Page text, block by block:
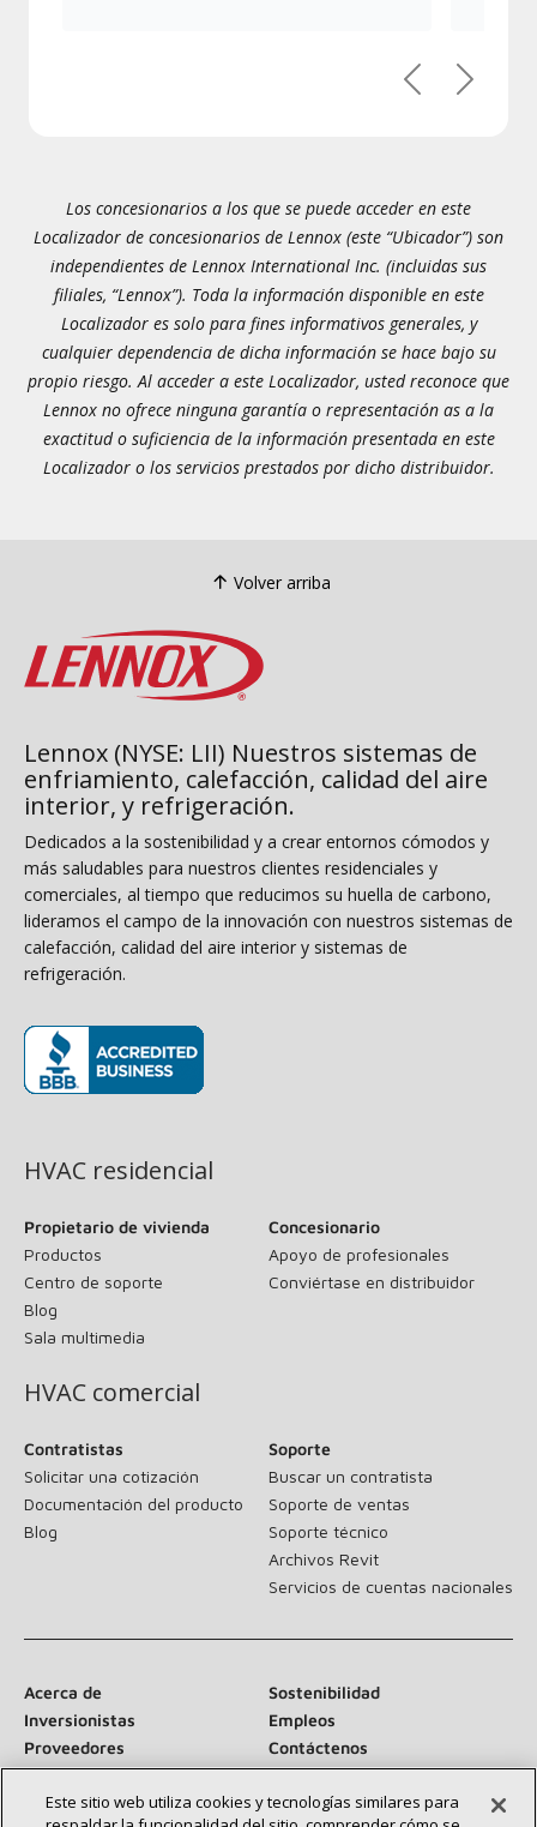
Anterior
Los concesionarios a los que se puede acceder en este
Localizador de concesionarios de Lennox (este “Ubicador”) son
independientes de Lennox International Inc. (incluidas sus
filiales, “Lennox”). Toda la información disponible en este
Localizador es solo para fines informativos generales, y
cualquier dependencia de dicha información se hace bajo su
propio riesgo. Al acceder a este Localizador, usted reconoce que
Lennox no ofrece ninguna garantía o representación as a la
exactitud o suficiencia de la información presentada en este
Localizador o los servicios prestados por dicho distribuidor.
Volver arriba
Lennox (NYSE: LII) Nuestros sistemas de
enfriamiento, calefacción, calidad del aire
interior, y refrigeración.
Dedicados a la sostenibilidad y a crear entornos cómodos y
más saludables para nuestros clientes residenciales y
comerciales, al tiempo que reducimos su huella de carbono,
lideramos el campo de la innovación con nuestros sistemas de
calefacción, calidad del aire interior y sistemas de
refrigeración.
HVAC residencial
Propietario de vivienda
Productos
Centro de soporte
Blog
Sala multimedia
Concesionario
Apoyo de profesionales
Conviértase en distribuidor
HVAC comercial
Contratistas
Solicitar una cotización
Documentación del producto
Blog
Soporte
Buscar un contratista
Soporte de ventas
Soporte técnico
Archivos Revit
Servicios de cuentas nacionales
Acerca de
Sostenibilidad
Inversionistas
Empleos
Proveedores
Contáctenos
Sala de prensa
Este sitio web utiliza cookies y tecnologías similares para